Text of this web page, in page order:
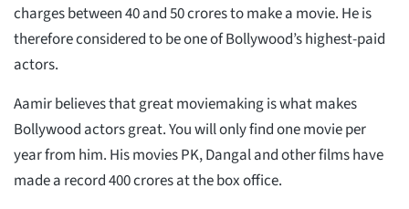
charges between 40 and 50 crores to make a movie. He is
therefore considered to be one of Bollywood’s highest-paid
actors.
Aamir believes that great moviemaking is what makes
Bollywood actors great. You will only find one movie per
year from him. His movies PK, Dangal and other films have
made a record 400 crores at the box office.